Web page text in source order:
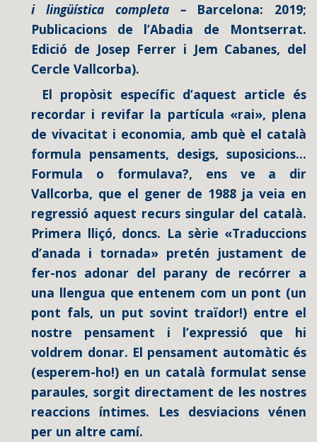
i lingüística completa –Barcelona: 2019;
Publicacions de l’Abadia de Montserrat.
Edició de Josep Ferrer i Jem Cabanes, del
Cercle Vallcorba).
El propòsit específic d’aquest article és
recordar i revifar la partícula «rai», plena
de vivacitat i economia, amb què el català
formula pensaments, desigs, suposicions...
Formula o formulava?, ens ve a dir
Vallcorba, que el gener de 1988 ja veia en
regressió aquest recurs singular del català.
Primera lliçó, doncs. La sèrie «Traduccions
d’anada i tornada» pretén justament de
fer-nos adonar del parany de recórrer a
una llengua que entenem com un pont (un
pont fals, un put sovint traïdor!) entre el
nostre pensament i l’expressió que hi
voldrem donar. El pensament automàtic és
(esperem-ho!) en un català formulat sense
paraules, sorgit directament de les nostres
reaccions íntimes. Les desviacions vénen
per un altre camí.